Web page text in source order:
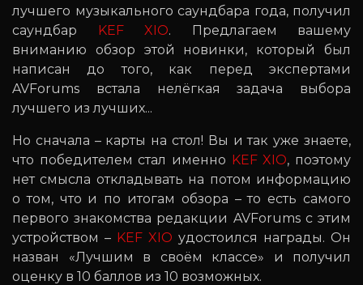
лучшего музыкального саундбара года, получил
саундбар KEF XIO. Предлагаем вашему
вниманию обзор этой новинки, который был
написан до того, как перед экспертами
AVForums встала нелёгкая задача выбора
лучшего из лучших...
Но сначала – карты на стол! Вы и так уже знаете,
что победителем стал именно KEF XIO, поэтому
нет смысла откладывать на потом информацию
о том, что и по итогам обзора – то есть самого
первого знакомства редакции AVForums с этим
устройством – KEF XIO удостоился награды. Он
назван «Лучшим в своём классе» и получил
оценку в 10 баллов из 10 возможных.